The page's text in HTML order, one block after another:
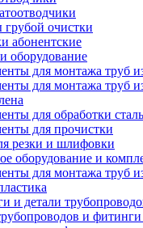
очистки
абонентские
оборудование
для монтажа труб
для монтажа труб
для обработки
для прочистки
резки и шлифовки
оборудование и
для монтажа труб
и детали
и